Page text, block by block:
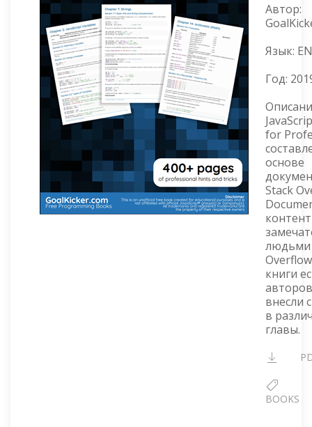
Автор:
Язык: EN
Год:
for
основе
Stack
людьми
книги
внесли
в
главы.
BOOKS